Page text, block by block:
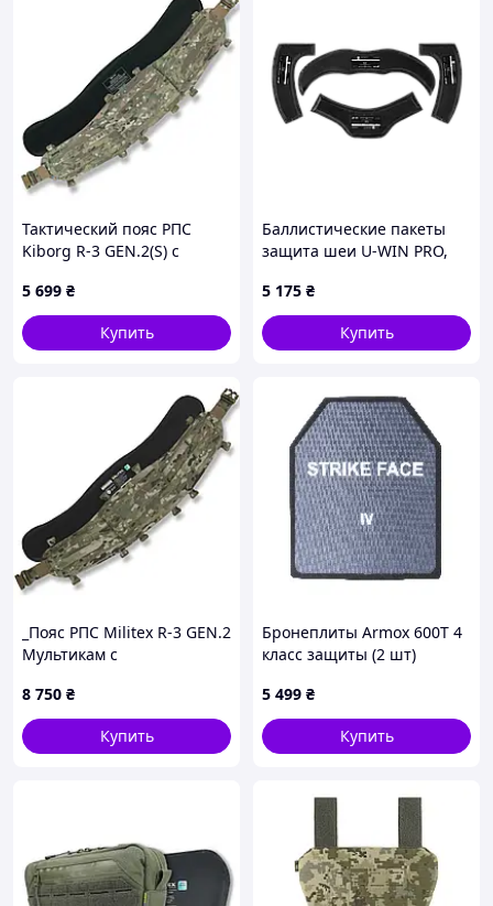
Тактический пояс РПС
Kiborg R-3 GEN.2(S) с
класса, мультикам
5 699 ₴
Купить
Баллистические пакеты
защита шеи U-WIN PRO,
5 175 ₴
Купить
_Пояс РПС Militex R-3 GEN.2
Мультикам с
класса — M
8 750 ₴
Купить
Бронеплиты Armox 600T 4
класс защиты (2 шт)
5 499 ₴
Купить